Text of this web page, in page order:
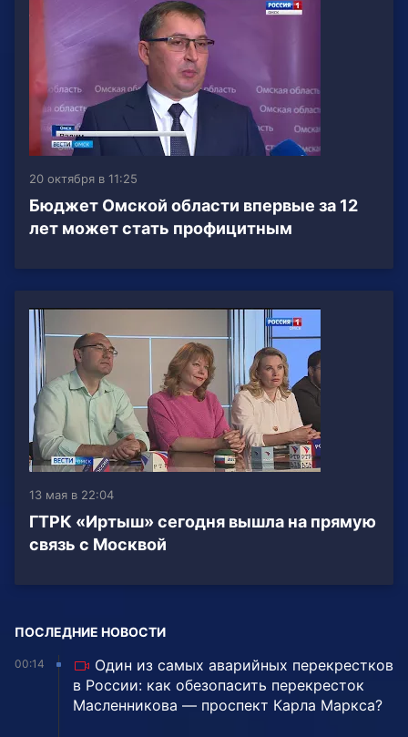
20 октября в 11:25
Бюджет Омской области впервые за 12
лет может стать профицитным
13 мая в 22:04
ГТРК «Иртыш» сегодня вышла на прямую
связь с Москвой
ПОСЛЕДНИЕ НОВОСТИ
00:14
Один из самых аварийных перекрестков
в России: как обезопасить перекресток
Масленникова — проспект Карла Маркса?